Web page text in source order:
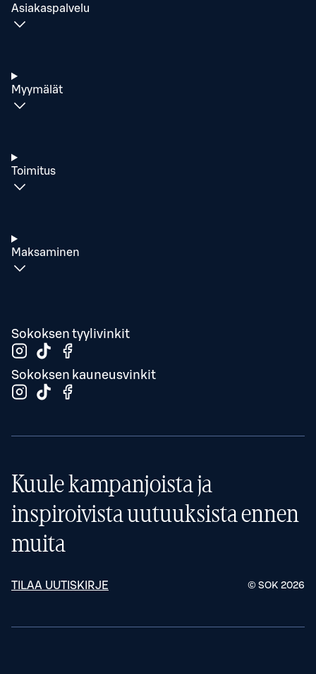
Asiakaspalvelu
Myymälät
Toimitus
Maksaminen
Sokoksen tyylivinkit
Sokoksen kauneusvinkit
Kuule kampanjoista ja
inspiroivista uutuuksista ennen
muita
TILAA UUTISKIRJE © SOK 2026